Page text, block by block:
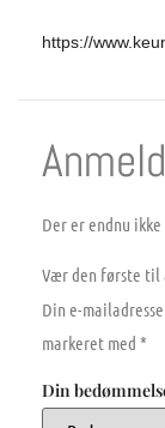
https://
Der er endnu
Vær den første til
Din e-
markeret med *
Din